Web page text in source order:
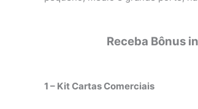
Receba Bônus
1 – Kit Cartas Comerciais